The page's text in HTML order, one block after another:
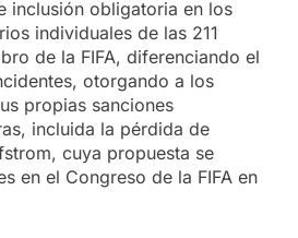
inclusión obligatoria en los
individuales de las 211
de la FIFA, diferenciando el
otorgando a los
propias sanciones
incluida la pérdida de
cuya propuesta se
en el Congreso de la FIFA en